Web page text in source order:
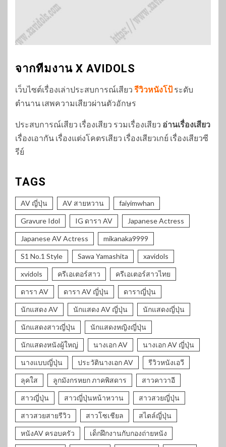
จากทีมงาน X AVIDOLS
เว็บไซต์เรื่องเล่าประสบการณ์เสียว รีวิวหนังโป้ ระดับ
ตำนาน เสพความเสียวผ่านตัวอักษร
ประสบการณ์เสียว เรื่องเสียว รวมเรื่องเสียว อ่านเรื่องเสียว
เรื่องเอากัน เรื่องแต่งโคตรเสียว เรื่องเสียวเกย์ เรื่องเสียวซี
รีย์
TAGS
AV ญี่ปุ่น AV สายหวาน faiyimwhan
Gravure Idol IG ดารา AV Japanese Actress
Japanese AV Actress mikanaka9999
S1 No.1 Style Sawa Yamashita xavidols
xvidols ครีเอเตอร์สาว ครีเอเตอร์สาวไทย
ดารา AV ดารา AV ญี่ปุ่น ดาราญี่ปุ่น
นักแสดง AV นักแสดง AV ญี่ปุ่น นักแสดงญี่ปุ่น
นักแสดงสาวญี่ปุ่น นักแสดงหญิงญี่ปุ่น
นักแสดงหนังผู้ใหญ่ นางเอก AV นางเอก AV ญี่ปุ่น
นางแบบญี่ปุ่น ประวัตินางเอก AV รีวิวหนังเอวี
ลุคใส ลูกมังกรหยก ภาคพิสดาร สาวคาวาอี
สาวญี่ปุ่น สาวญี่ปุ่นหน้าหวาน สาวสวยญี่ปุ่น
สาวสวยสายรีวิว สาวโซเชียล สไตล์ญี่ปุ่น
หนังAV ครอบครัว เด็กฝึกงานกับกองถ่ายหนัง